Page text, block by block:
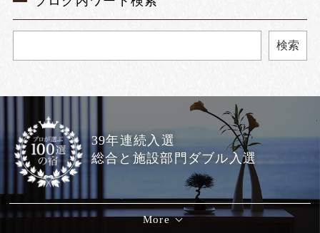
検索
39年連続入選
総合と施設部門ダブル入選
More